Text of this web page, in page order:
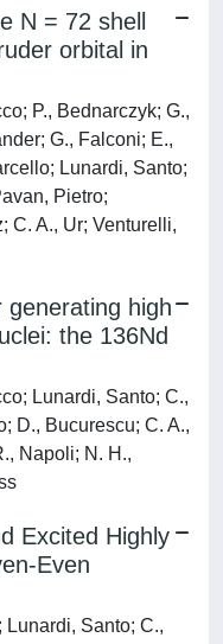
N = 72 shell
orbital in
P., Bednarczyk; G.,
G., Falconi; E.,
Lunardi, Santo;
Pietro;
C. A., Ur; Venturelli,
high
the 136Nd
Lunardi, Santo; C.,
D., Bucurescu; C. A.,
Napoli; N. H.,
Excited Highly
Even
Lunardi, Santo; C.,